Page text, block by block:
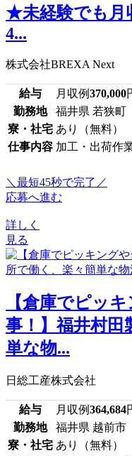
★未経験でも月
4...
株式会社BREXA Next
給与 月収例370,000
勤務地
福井県 若狭町
寮・社宅 あり（無料）
仕事内容 加工・出荷作
＼最短45秒で完了／
応募へ進む
詳しく
見る
【倉庫でピッ
事！】福井村田
単な物...
日総工産株式会社
給与 月収例364,684
勤務地
福井県 越前市
寮・社宅 あり（無料）